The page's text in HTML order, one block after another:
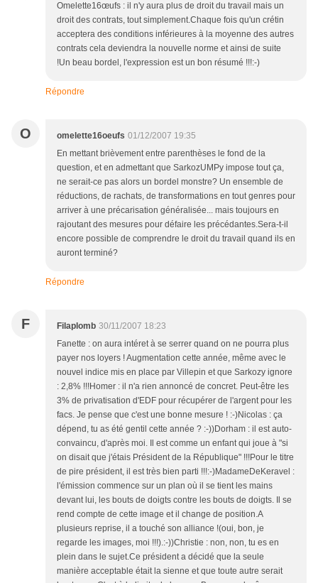
Omelette16œufs : il n'y aura plus de droit du travail mais un
droit des contrats, tout simplement.Chaque fois qu'un crétin
acceptera des conditions inférieures à la moyenne des autres
contrats cela deviendra la nouvelle norme et ainsi de suite
!Un beau bordel, l'expression est un bon résumé !!!:-)
Répondre
O omelette16oeufs 01/12/2007 19:35
En mettant brièvement entre parenthèses le fond de la
question, et en admettant que SarkozUMPy impose tout ça,
ne serait-ce pas alors un bordel monstre? Un ensemble de
réductions, de rachats, de transformations en tout genres pour
arriver à une précarisation généralisée... mais toujours en
rajoutant des mesures pour défaire les précédantes.Sera-t-il
encore possible de comprendre le droit du travail quand ils en
auront terminé?
Répondre
F Filaplomb 30/11/2007 18:23
Fanette : on aura intéret à se serrer quand on ne pourra plus
payer nos loyers ! Augmentation cette année, même avec le
nouvel indice mis en place par Villepin et que Sarkozy ignore
: 2,8% !!!Homer : il n'a rien annoncé de concret. Peut-être les
3% de privatisation d'EDF pour récupérer de l'argent pour les
facs. Je pense que c'est une bonne mesure ! :-)Nicolas : ça
dépend, tu as été gentil cette année ? :-))Dorham : il est auto-
convaincu, d'après moi. Il est comme un enfant qui joue à "si
on disait que j'étais Président de la République" !!!Pour le titre
de pire président, il est très bien parti !!!:-)MadameDeKeravel :
l'émission commence sur un plan où il se tient les mains
devant lui, les bouts de doigts contre les bouts de doigts. Il se
rend compte de cette image et il change de position.A
plusieurs reprise, il a touché son alliance !(oui, bon, je
regarde les images, moi !!!).:-))Christie : non, non, tu es en
plein dans le sujet.Ce président a décidé que la seule
manière acceptable était la sienne et que toute autre serait